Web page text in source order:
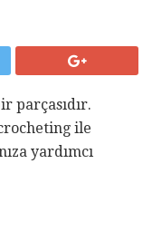
parçasıdır.
ile
yardımcı